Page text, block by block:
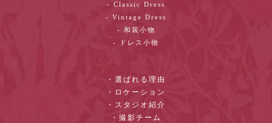
- Classic Dress
- Vintage Dress
- 和装小物
- ドレス小物
・選ばれる理由
・ロケーション
・スタジオ紹介
・撮影チーム